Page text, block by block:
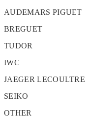
AUDEMARS PIGUET
BREGUET
TUDOR
IWC
JAEGER LECOULTRE
SEIKO
OTHER